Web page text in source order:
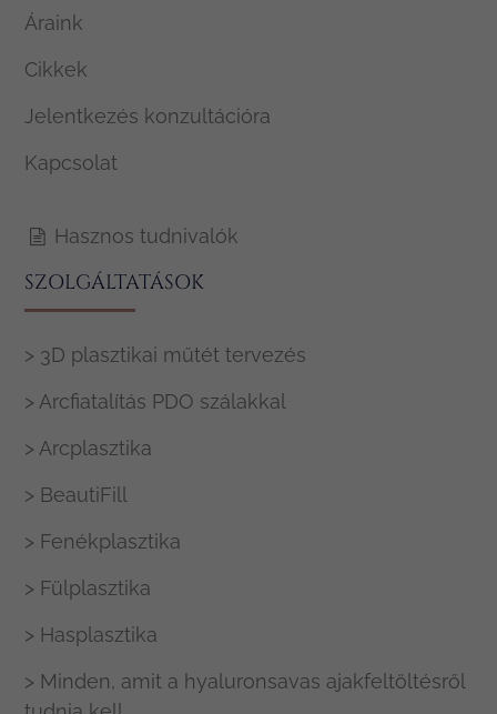
Áraink
Cikkek
Jelentkezés konzultációra
Kapcsolat
Hasznos tudnivalók
SZOLGÁLTATÁSOK
> 3D plasztikai műtét tervezés
> Arcfiatalítás PDO szálakkal
> Arcplasztika
> BeautiFill
> Fenékplasztika
> Fülplasztika
> Hasplasztika
> Minden, amit a hyaluronsavas ajakfeltöltésről